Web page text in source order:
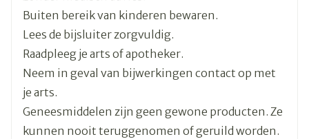
v=Sxak1yQ3Akk&feature=youtu.be.
Dagelijks gebruik: op
https://www.youtube.com/watch?
v=YqFhsV8Ddgo&feature=youtu.be
Tekst: in uw afleveringsprogramma, op
http://www.delphicare.be (Farmaceutische Zorg)
of in de bijsluiter.
Lengte
Diepte 75 mm
Hoeveelheid
Verpakking
3
Buiten bereik van kinderen bewaren.
Lees de bijsluiter zorgvuldig.
Raadpleeg je arts of apotheker.
Neem in geval van bijwerkingen contact op met
je arts.
Geneesmiddelen zijn geen gewone producten. Ze
kunnen nooit teruggenomen of geruild worden.